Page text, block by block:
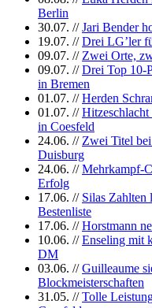
Berlin
30.07. //Jari Bender
19.07. //Drei LG’ler
09.07. // Zwei Orte,
09.07. //Drei Top 10-
in Bremen
01.07. //Herden
01.07. //
in Coesfeld
24.06. // Zwei Titel
Duisburg
24.06. //Mehrkampf-
Erfolg
17.06. // Silas Zahlten
Bestenliste
17.06. //Horstmann
10.06. //Enseling mit
DM
03.06. //Guilleaume
Blockmeisterschaften
31.05. //Tolle